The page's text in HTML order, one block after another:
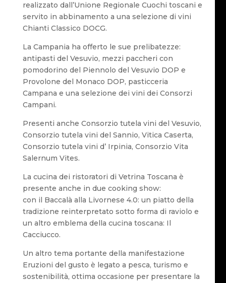
realizzato dall’Unione Regionale Cuochi toscani e
servito in abbinamento a una selezione di vini
Chianti Classico DOCG.
La Campania ha offerto le sue prelibatezze:
antipasti del Vesuvio, mezzi paccheri con
pomodorino del Piennolo del Vesuvio DOP e
Provolone del Monaco DOP, pasticceria
Campana e una selezione dei vini dei Consorzi
Campani.
Presenti anche Consorzio tutela vini del Vesuvio,
Consorzio tutela vini del Sannio, Vitica Caserta,
Consorzio tutela vini d’ Irpinia, Consorzio Vita
Salernum Vites.
La cucina dei ristoratori di Vetrina Toscana è
presente anche in due cooking show:
con il Baccalà alla Livornese 4.0: un piatto della
tradizione reinterpretato sotto forma di raviolo e
un altro emblema della cucina toscana: Il
Cacciucco.
Un altro tema portante della manifestazione
Eruzioni del gusto è legato a pesca, turismo e
sostenibilità, ottima occasione per presentare la